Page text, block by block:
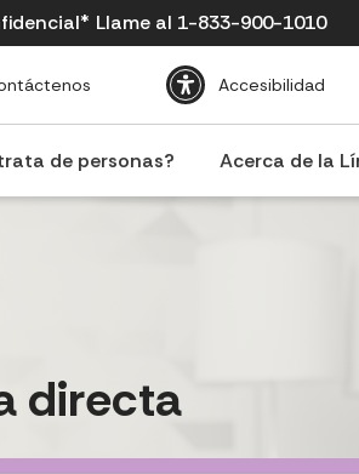
Llame al 1-833-900-1010
Accesibilidad
de personas? Acerca de la
directa